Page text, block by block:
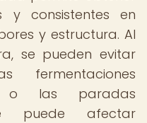
y consistentes en
y estructura. Al
se pueden evitar
fermentaciones
o las paradas
puede afectar